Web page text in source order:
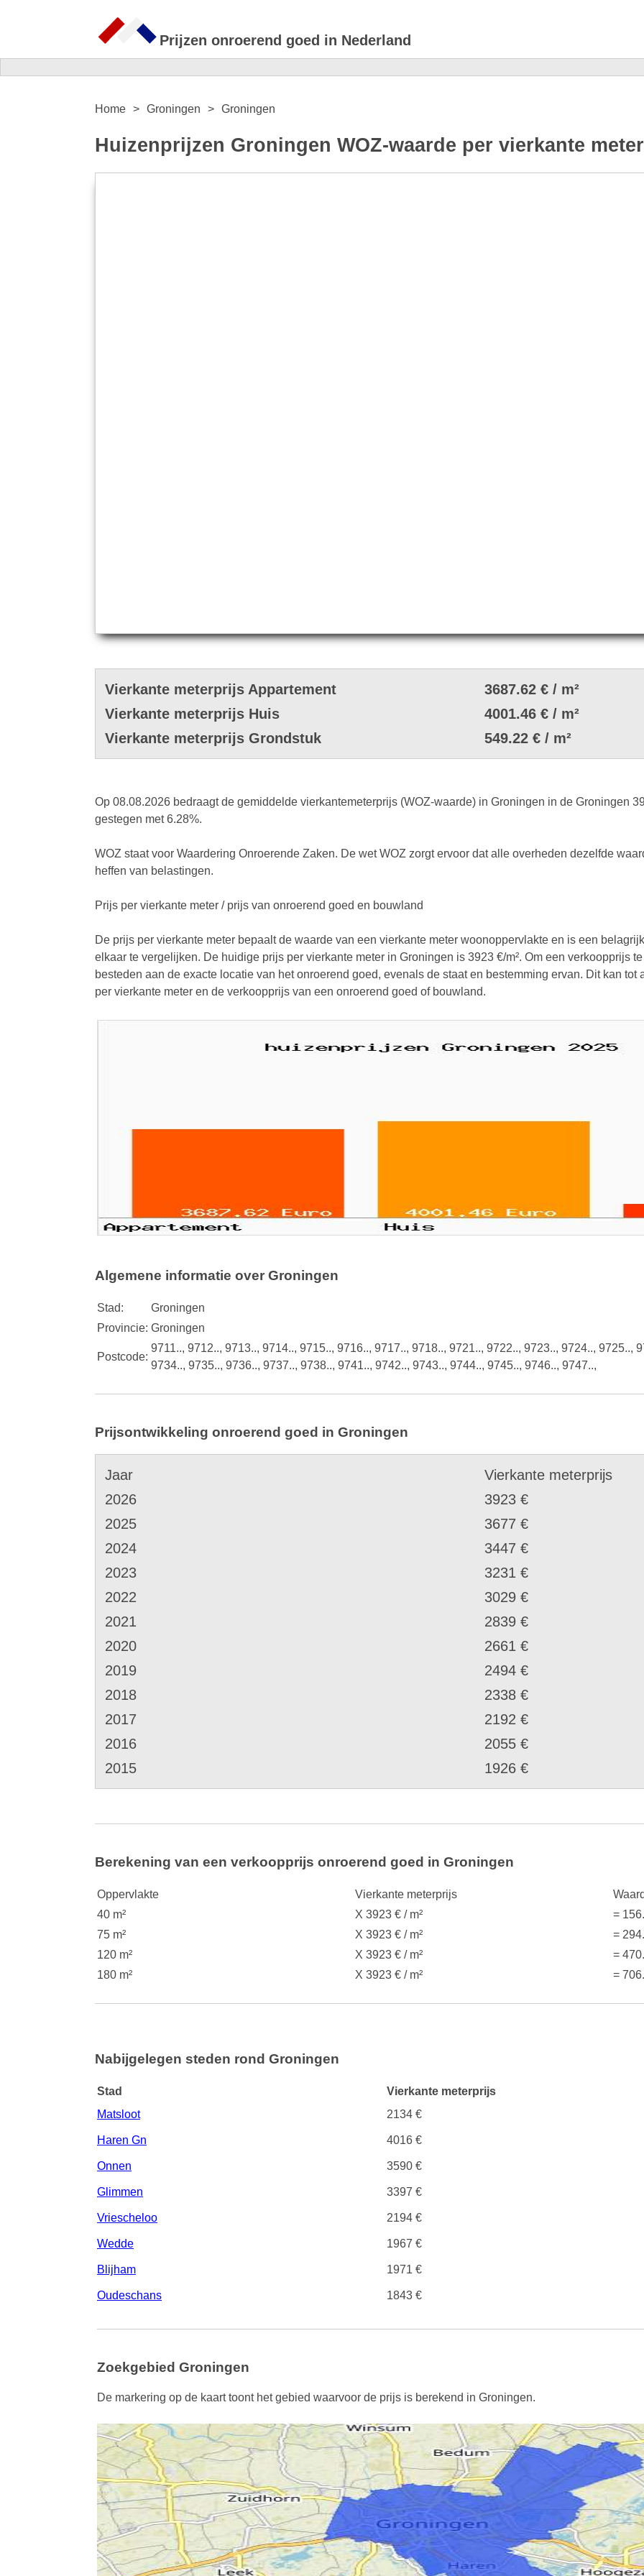
Prijzen onroerend goed in Nederland
Home Groningen Groningen
Huizenprijzen Groningen WOZ-waarde per vierkante
Vierkante meterprijs Appartement
3687.62 € / m²
Vierkante meterprijs Huis
4001.46 € / m²
Vierkante meterprijs Grondstuk
549.22 € / m²
Op 08.08.2026 bedraagt de gemiddelde vierkantemeterprijs (WOZ-waarde) in Groningen in de Groningen
gestegen met 6.28%.
WOZ staat voor Waardering Onroerende Zaken. De wet WOZ zorgt ervoor dat alle overheden dezelfde
heffen van belastingen.
Prijs per vierkante meter / prijs van onroerend goed en bouwland
De prijs per vierkante meter bepaalt de waarde van een vierkante meter woonoppervlakte en is een
elkaar te vergelijken. De huidige prijs per vierkante meter in Groningen is 3923 €/m². Om een verkoopprijs
besteden aan de exacte locatie van het onroerend goed, evenals de staat en bestemming ervan. Dit kan
per vierkante meter en de verkoopprijs van een onroerend goed of bouwland.
Algemene informatie over Groningen
Stad:
Groningen
Provincie: Groningen
Postcode:
9711.., 9712.., 9713.., 9714.., 9715.., 9716.., 9717.., 9718.., 9721.., 9722.., 9723.., 9724.., 9725..,
9734.., 9735.., 9736.., 9737.., 9738.., 9741.., 9742.., 9743.., 9744.., 9745.., 9746.., 9747..,
Prijsontwikkeling onroerend goed in Groningen
Jaar
Vierkante meterprijs
2026
3923 €
2025
3677 €
2024
3447 €
2023
3231 €
2022
3029 €
2021
2839 €
2020
2661 €
2019
2494 €
2018
2338 €
2017
2192 €
2016
2055 €
2015
1926 €
Berekening van een verkoopprijs onroerend goed in Groningen
Oppervlakte Vierkante meterprijs
40 m²
X 3923 € / m²
=
75 m²
X 3923 € / m²
=
120 m²
X 3923 € / m²
=
180 m²
X 3923 € / m² =
Nabijgelegen steden rond Groningen
Stad
Vierkante meterprijs
Matsloot
2134 €
Haren Gn 4016 €
Onnen 3590 €
Glimmen 3397 €
Vriescheloo 2194 €
Wedde 1967 €
Blijham 1971 €
Oudeschans 1843 €
Zoekgebied Groningen
De markering op de kaart toont het gebied waarvoor de prijs is berekend in Groningen.